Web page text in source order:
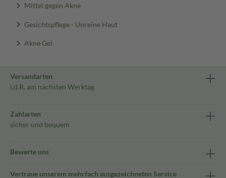
Mittel gegen Akne
Gesichtspflege - Unreine Haut
Akne Gel
Versandarten
i.d.R. am nächsten Werktag
Zahlarten
sicher und bequem
Bewerte uns
Vertraue unserem mehrfach ausgezeichneten Service